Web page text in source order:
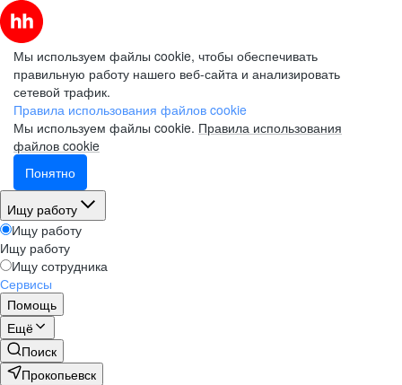
Мы используем файлы cookie, чтобы обеспечивать
правильную работу нашего веб-сайта и анализировать
сетевой трафик.
Правила использования файлов cookie
Мы используем файлы cookie. Правила использования
файлов cookie
Понятно
Ищу работу
Ищу работу
Ищу работу
Ищу сотрудника
Сервисы
Помощь
Ещё
Поиск
Прокопьевск